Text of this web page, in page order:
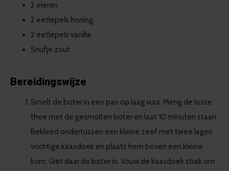
2 eieren
2 eetlepels honing
2 eetlepels vanille
Snufje zout
Bereidingswijze
Smelt de boter in een pan op laag vuur. Meng de losse
thee met de gesmolten boter en laat 10 minuten staan.
Bekleed ondertussen een kleine zeef met twee lagen
vochtige kaasdoek en plaats hem boven een kleine
kom. Giet daar de boter in. Vouw de kaasdoek strak om